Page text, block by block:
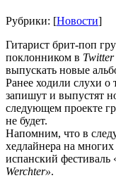
Рубрики: [Новости]
Гитарист брит-поп
поклонником в Twitter
выпускать новые
Ранее ходили слухи о
запишут и выпустят
следующем проекте
не будет.
Напомним, что в
хедлайнера на
испанский фестиваль
Werchter».